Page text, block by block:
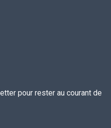
pour rester au courant de